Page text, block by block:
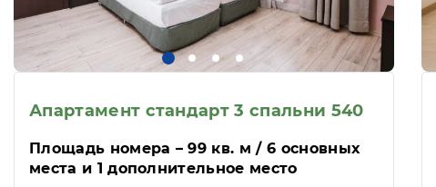
Апартамент стандарт 3 спальни 540
Площадь номера – 99 кв. м / 6 основных
места и 1 дополнительное место